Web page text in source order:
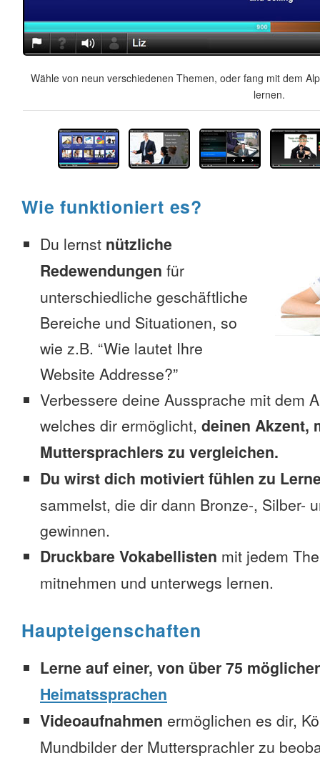
Wähle von neun verschiedenen Themen, oder fang mit dem
lernen.
Wie funktioniert es?
Du lernst nützliche
Redewendungen für
unterschiedliche geschäftliche
Bereiche und Situationen, so
wie z.B. “Wie lautet Ihre
Website Addresse?”
Verbessere deine Aussprache mit dem
welches dir ermöglicht, deinen Akzent,
Muttersprachlers zu vergleichen.
Du wirst dich motiviert fühlen zu
sammelst, die dir dann Bronze-, Silber-
gewinnen.
Druckbare Vokabellisten mit jedem
mitnehmen und unterwegs lernen.
Haupteigenschaften
Lerne auf einer, von über 75
Heimatssprachen
Videoaufnahmen ermöglichen es dir,
Mundbilder der Muttersprachler zu